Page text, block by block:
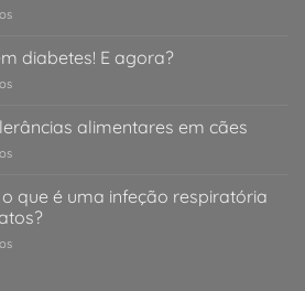
em
meu
cão
/
comeu
coisa
O
que
diabetes! E agora?
em
meu
gato
tem
E
agora?
alimentares em cães
em
intolerâncias
alimentares
em
que é uma infeção respiratória
em